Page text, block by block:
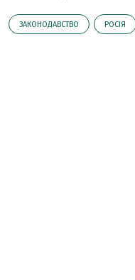
ЗАКОНОДАВСТВО РОСІЯ